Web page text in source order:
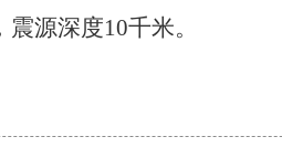
源深度10千米。